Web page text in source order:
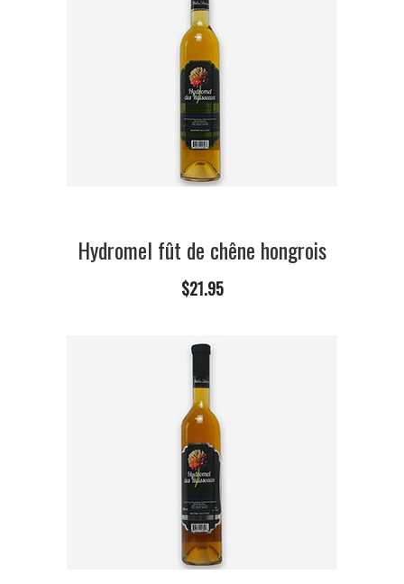
Hydromel fût de chêne hongrois
$21.95